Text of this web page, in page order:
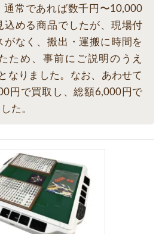
通常であれば数千円〜10,000
込める商品でしたが、現場付
がなく、搬出・運搬に時間を
ため、事前にご説明のうえ
なりました。なお、あわせて
円で買取し、総額6,000円で
た。